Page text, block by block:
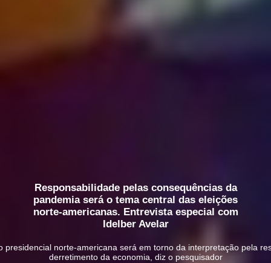
Responsabilidade pelas consequências da
pandemia será o tema central das eleições
norte-americanas. Entrevista especial com
Idelber Avelar
presidencial norte-americana será em torno da interpretação pela
derretimento da economia, diz o pesquisador